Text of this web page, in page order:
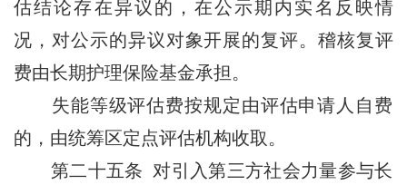
估结论存在异议的，在公示期内实名反映情
况，对公示的异议对象开展的复评。稽核复评
费由长期护理保险基金承担。
失能等级评估费按规定由评估申请人自费
的，由统筹区定点评估机构收取。
第二十五条 对引入第三方社会力量参与长